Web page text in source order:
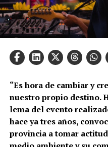
“Es hora de cambiar y
nuestro propio destino.
lema del evento
hace ya tres años,
provincia a tomar